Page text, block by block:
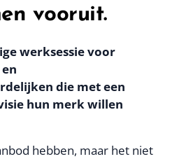
vooruit.
werksessie voor
die met een
hun merk willen
hebben, maar het niet